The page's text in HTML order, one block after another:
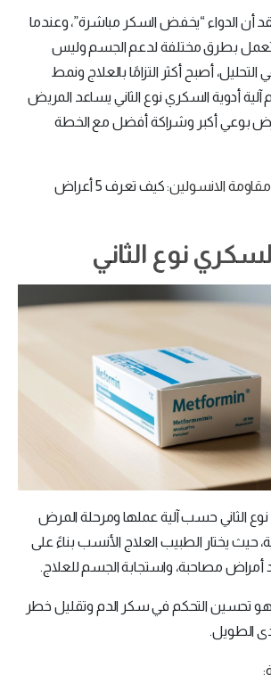
أن الدواء “يخفض السكر مباشرة”، وعندما
تعمل بطرق مختلفة لدعم الجسم وليس
أصبح أكثر التزامًا بالعلاج ونمط
آلية أدوية السكري نوع الثاني يساعد المريض
بوعي أكبر وشراكة أفضل مع الخطة
الانسولين
: كيف تعرف 5 أعراض
نوع الثاني
الثاني حسب آلية عملها ومرحلة المرض
حيث يختار الطبيب العلاج الأنسب بناءً على
مصاحبة، واستجابة الجسم للعلاج.
تحسين التحكم في سكر الدم وتقليل خطر
الطويل.